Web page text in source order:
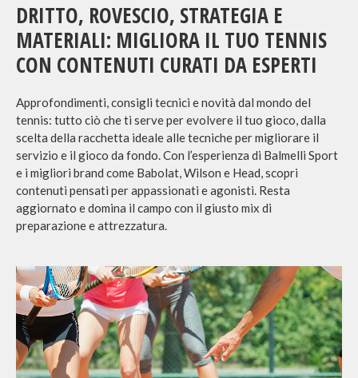
DRITTO, ROVESCIO, STRATEGIA E
MATERIALI: MIGLIORA IL TUO TENNIS
CON CONTENUTI CURATI DA ESPERTI
Approfondimenti, consigli tecnici e novità dal mondo del
tennis: tutto ciò che ti serve per evolvere il tuo gioco, dalla
scelta della racchetta ideale alle tecniche per migliorare il
servizio e il gioco da fondo. Con l’esperienza di Balmelli Sport
e i migliori brand come Babolat, Wilson e Head, scopri
contenuti pensati per appassionati e agonisti. Resta
aggiornato e domina il campo con il giusto mix di
preparazione e attrezzatura.